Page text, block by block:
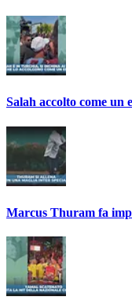
Salah accolto come un
Marcus Thuram fa